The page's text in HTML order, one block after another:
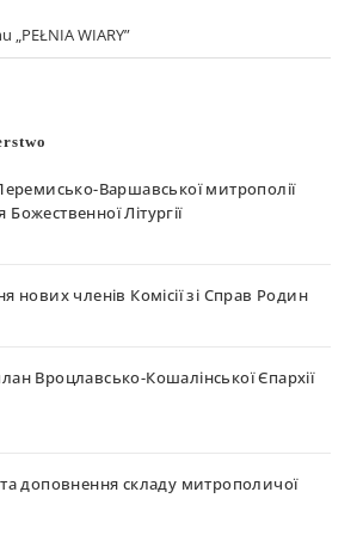
„PEŁNIA WIARY”
Варшавської митрополії
Літургії
нових членів Комісії зі Справ Родин
Вроцлавсько-Кошалінської Єпархії
доповнення складу митрополичої